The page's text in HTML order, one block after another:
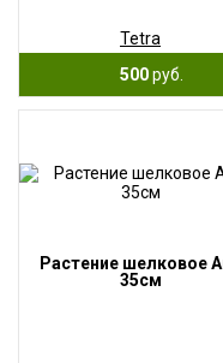
Tetra
500руб.
Растение шелковое
35см